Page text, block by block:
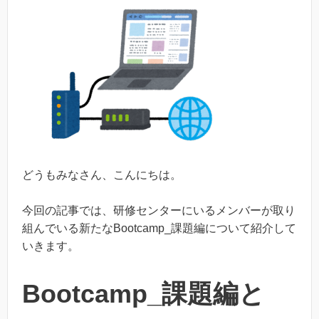
どうもみなさん、こんにちは。
今回の記事では、研修センターにいるメンバーが取り
組んでいる新たなBootcamp_課題編について紹介して
いきます。
Bootcamp_課題編と